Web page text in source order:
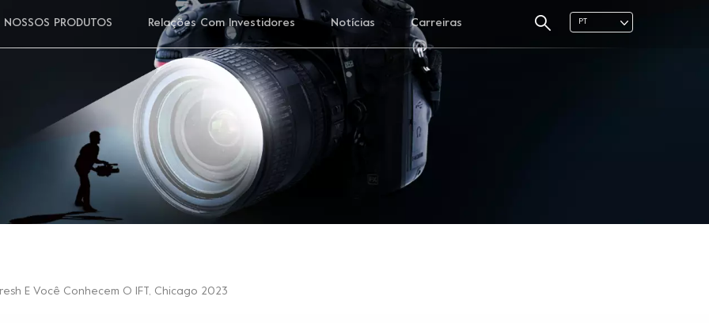
PT
NOSSOS PRODUTOS Relações Com Investidores Notícias Carreiras
E Você Conhecem O IFT, Chicago 2023